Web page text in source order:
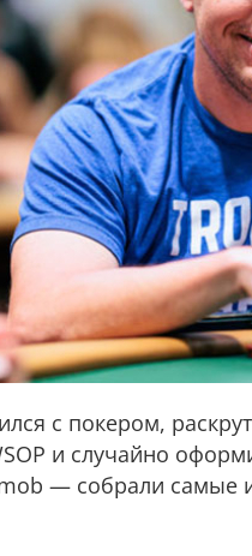
с покером,
и случайно
— собрали самые